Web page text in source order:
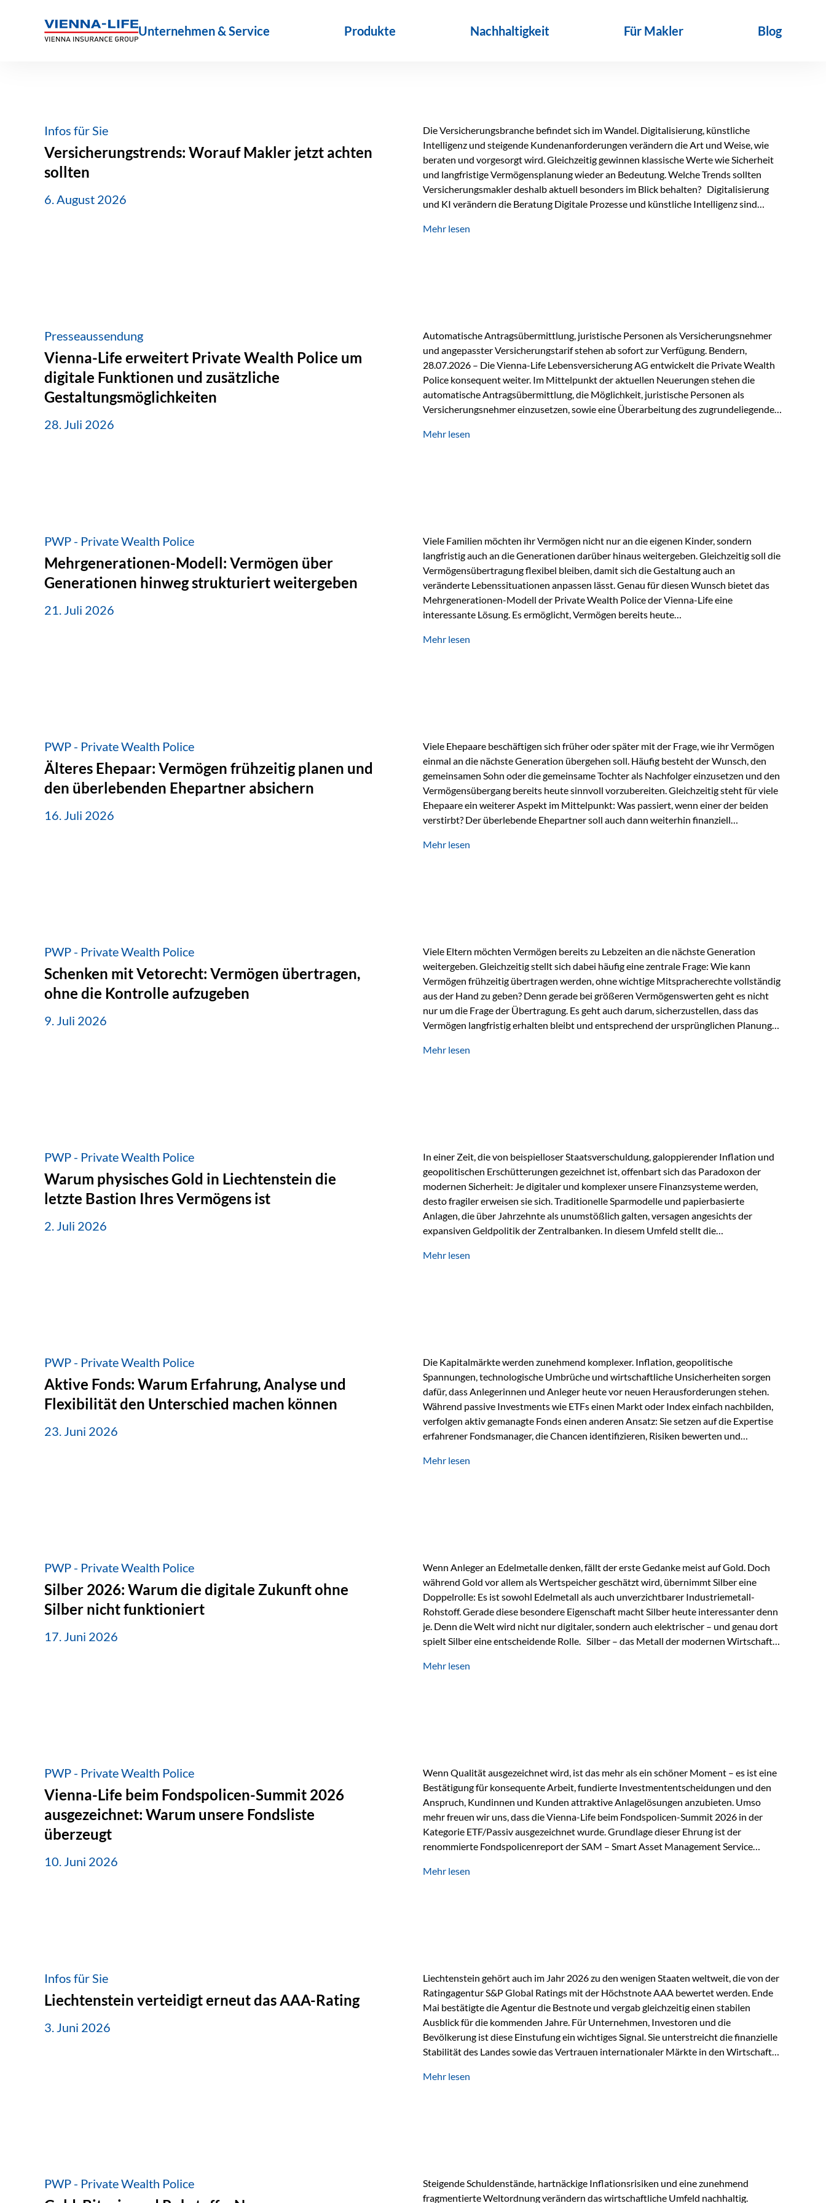
Unternehmen & Service Produkte Nachhaltigkeit Für Makler Blog
Infos für Sie
Versicherungstrends: Worauf Makler jetzt achten
sollten
6. August 2026
Die Versicherungsbranche befindet sich im Wandel. Digitalisierung, künstliche
Intelligenz und steigende Kundenanforderungen verändern die Art und Weise, wie
beraten und vorgesorgt wird. Gleichzeitig gewinnen klassische Werte wie Sicherheit
und langfristige Vermögensplanung wieder an Bedeutung. Welche Trends sollten
Versicherungsmakler deshalb aktuell besonders im Blick behalten? Digitalisierung
und KI verändern die Beratung Digitale Prozesse und künstliche Intelligenz sind
beschleunigen Abläufe und schaffen mehr Zeit für das Wesentliche: die persönliche
Mehr lesen
Presseaussendung
Vienna-Life erweitert Private Wealth Police um
digitale Funktionen und zusätzliche
Gestaltungsmöglichkeiten
28. Juli 2026
Automatische Antragsübermittlung, juristische Personen als Versicherungsnehmer
und angepasster Versicherungstarif stehen ab sofort zur Verfügung. Bendern,
28.07.2026 – Die Vienna-Life Lebensversicherung AG entwickelt die Private Wealth
Police konsequent weiter. Im Mittelpunkt der aktuellen Neuerungen stehen die
automatische Antragsübermittlung, die Möglichkeit, juristische Personen als
Versicherungsnehmer einzusetzen, sowie eine Überarbeitung des zugrundeliegenden
Abwicklung für Vertriebspartner deutlich effizienter gestaltet. Anträge werden direkt
Mehr lesen
PWP - Private Wealth Police
Mehrgenerationen-Modell: Vermögen über
Generationen hinweg strukturiert weitergeben
21. Juli 2026
Viele Familien möchten ihr Vermögen nicht nur an die eigenen Kinder, sondern
langfristig auch an die Generationen darüber hinaus weitergeben. Gleichzeitig soll die
Vermögensübertragung flexibel bleiben, damit sich die Gestaltung auch an
veränderte Lebenssituationen anpassen lässt. Genau für diesen Wunsch bietet das
Mehrgenerationen-Modell der Private Wealth Police der Vienna-Life eine
interessante Lösung. Es ermöglicht, Vermögen bereits heute
Ausgangssituation Stellen Sie sich folgende Familie vor: Die Großeltern haben über
Mehr lesen
PWP - Private Wealth Police
Älteres Ehepaar: Vermögen frühzeitig planen und
den überlebenden Ehepartner absichern
16. Juli 2026
Viele Ehepaare beschäftigen sich früher oder später mit der Frage, wie ihr Vermögen
einmal an die nächste Generation übergehen soll. Häufig besteht der Wunsch, den
gemeinsamen Sohn oder die gemeinsame Tochter als Nachfolger einzusetzen und den
Vermögensübergang bereits heute sinnvoll vorzubereiten. Gleichzeitig steht für viele
Ehepaare ein weiterer Aspekt im Mittelpunkt: Was passiert, wenn einer der beiden
verstirbt? Der überlebende Ehepartner soll auch dann weiterhin finanziell
können. Genau für diese Ausgangssituation bietet die Private Wealth Police der
Mehr lesen
PWP - Private Wealth Police
Schenken mit Vetorecht: Vermögen übertragen,
ohne die Kontrolle aufzugeben
9. Juli 2026
Viele Eltern möchten Vermögen bereits zu Lebzeiten an die nächste Generation
weitergeben. Gleichzeitig stellt sich dabei häufig eine zentrale Frage: Wie kann
Vermögen frühzeitig übertragen werden, ohne wichtige Mitspracherechte vollständig
aus der Hand zu geben? Denn gerade bei größeren Vermögenswerten geht es nicht
nur um die Frage der Übertragung. Es geht auch darum, sicherzustellen, dass das
Vermögen langfristig erhalten bleibt und entsprechend der ursprünglichen Planung
Ein Vater schenkt seiner Tochter einen Teil seines Vermögens. Einige Jahre später
Mehr lesen
PWP - Private Wealth Police
Warum physisches Gold in Liechtenstein die
letzte Bastion Ihres Vermögens ist
2. Juli 2026
In einer Zeit, die von beispielloser Staatsverschuldung, galoppierender Inflation und
geopolitischen Erschütterungen gezeichnet ist, offenbart sich das Paradoxon der
modernen Sicherheit: Je digitaler und komplexer unsere Finanzsysteme werden,
desto fragiler erweisen sie sich. Traditionelle Sparmodelle und papierbasierte
Anlagen, die über Jahrzehnte als unumstößlich galten, versagen angesichts der
expansiven Geldpolitik der Zentralbanken. In diesem Umfeld stellt die
die modernste und strategisch klügste Antwort auf globale Instabilität. Physische
Mehr lesen
PWP - Private Wealth Police
Aktive Fonds: Warum Erfahrung, Analyse und
Flexibilität den Unterschied machen können
23. Juni 2026
Die Kapitalmärkte werden zunehmend komplexer. Inflation, geopolitische
Spannungen, technologische Umbrüche und wirtschaftliche Unsicherheiten sorgen
dafür, dass Anlegerinnen und Anleger heute vor neuen Herausforderungen stehen.
Während passive Investments wie ETFs einen Markt oder Index einfach nachbilden,
verfolgen aktiv gemanagte Fonds einen anderen Ansatz: Sie setzen auf die Expertise
erfahrener Fondsmanager, die Chancen identifizieren, Risiken bewerten und
geprägt ist, kann diese aktive Herangehensweise einen entscheidenden Mehrwert
Mehr lesen
PWP - Private Wealth Police
Silber 2026: Warum die digitale Zukunft ohne
Silber nicht funktioniert
17. Juni 2026
Wenn Anleger an Edelmetalle denken, fällt der erste Gedanke meist auf Gold. Doch
während Gold vor allem als Wertspeicher geschätzt wird, übernimmt Silber eine
Doppelrolle: Es ist sowohl Edelmetall als auch unverzichtbarer Industriemetall-
Rohstoff. Gerade diese besondere Eigenschaft macht Silber heute interessanter denn
je. Denn die Welt wird nicht nur digitaler, sondern auch elektrischer – und genau dort
spielt Silber eine entscheidende Rolle. Silber – das Metall der modernen Wirtschaft
Eigenschaft macht es für zahlreiche Zukunftstechnologien praktisch unverzichtbar.
Mehr lesen
PWP - Private Wealth Police
Vienna-Life beim Fondspolicen-Summit 2026
ausgezeichnet: Warum unsere Fondsliste
überzeugt
10. Juni 2026
Wenn Qualität ausgezeichnet wird, ist das mehr als ein schöner Moment – es ist eine
Bestätigung für konsequente Arbeit, fundierte Investmententscheidungen und den
Anspruch, Kundinnen und Kunden attraktive Anlagelösungen anzubieten. Umso
mehr freuen wir uns, dass die Vienna-Life beim Fondspolicen-Summit 2026 in der
Kategorie ETF/Passiv ausgezeichnet wurde. Grundlage dieser Ehrung ist der
renommierte Fondspolicenreport der SAM – Smart Asset Management Service
und verglichen wurden. Das Ergebnis: Die ETF-Auswahl der Vienna-Life zählt zu den
Mehr lesen
Infos für Sie
Liechtenstein verteidigt erneut das AAA-Rating
3. Juni 2026
Liechtenstein gehört auch im Jahr 2026 zu den wenigen Staaten weltweit, die von der
Ratingagentur S&P Global Ratings mit der Höchstnote AAA bewertet werden. Ende
Mai bestätigte die Agentur die Bestnote und vergab gleichzeitig einen stabilen
Ausblick für die kommenden Jahre. Für Unternehmen, Investoren und die
Bevölkerung ist diese Einstufung ein wichtiges Signal. Sie unterstreicht die finanzielle
Stabilität des Landes sowie das Vertrauen internationaler Märkte in den Wirtschafts-
Herausforderungen Die weltwirtschaftlichen Rahmenbedingungen bleiben
Mehr lesen
PWP - Private Wealth Police
Steigende Schuldenstände, hartnäckige Inflationsrisiken und eine zunehmend
fragmentierte Weltordnung verändern das wirtschaftliche Umfeld nachhaltig.